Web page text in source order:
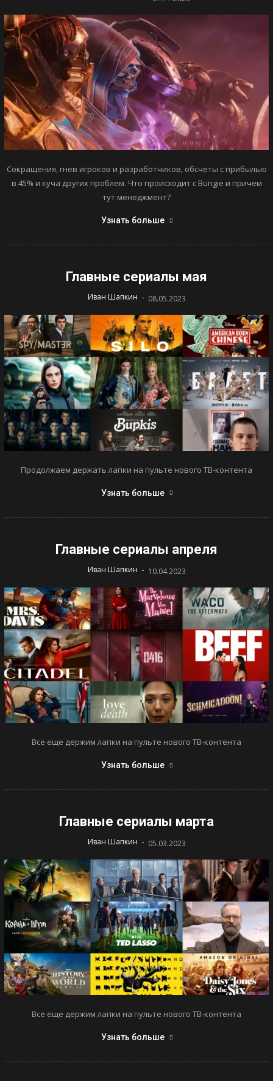
Сокращения, гнев игроков и разработчиков, обсчеты с прибылью
в 45% и куча других проблем. Что происходит с Bungie и причем
тут менеджмент?
Узнать больше
Главные сериалы мая
Иван Шапкин - 08.05.2023
Продолжаем держать лапки на пульте нового ТВ-контента
Узнать больше
Главные сериалы апреля
Иван Шапкин - 10.04.2023
Все еще держим лапки на пульте нового ТВ-контента
Узнать больше
Главные сериалы марта
Иван Шапкин - 05.03.2023
Все еще держим лапки на пульте нового ТВ-контента
Узнать больше